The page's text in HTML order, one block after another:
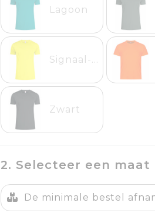
Lagoon
Signaal-geel
Zwart
2. Selecteer een maat
De minimale bestel